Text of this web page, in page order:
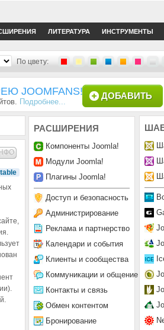
ЛИТЕРАТУРА ИНСТРУМЕНТЫ
По цвету:
JOOMFANS!
Подробнее...
ДОБАВИТЬ
РАСШИРЕНИЯ
Компоненты Joomla!
Модули Joomla!
Плагины Joomla!
Доступ и безопасность
Администрирование
Реклама и партнерство
Календари и события
Клиенты и сообщества
Коммуникации и общение
Контакты и связь
Обмен контентом
Бронирование